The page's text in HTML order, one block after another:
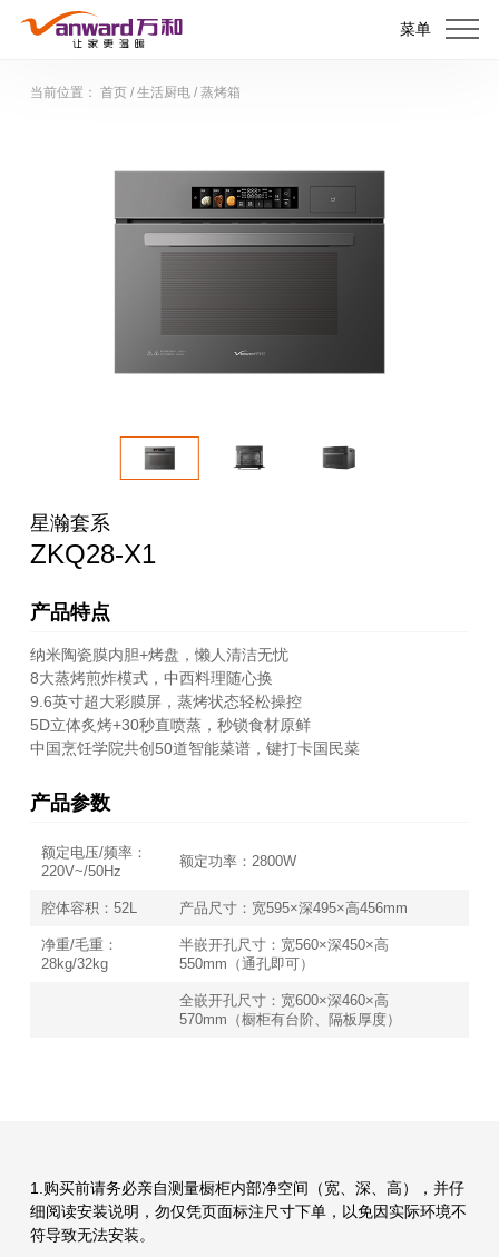
菜单
当前位置： 首页/ 生活厨电/ 蒸烤箱
星瀚套系
ZKQ28-X1
产品特点
纳米陶瓷膜内胆+烤盘，懒人清洁无忧
8大蒸烤煎炸模式，中西料理随心换
9.6英寸超大彩膜屏，蒸烤状态轻松操控
5D立体炙烤+30秒直喷蒸，秒锁食材原鲜
中国烹饪学院共创50道智能菜谱，键打卡国民菜
产品参数
额定电压/频率：
220V~/50Hz
额定功率：2800W
腔体容积：52L 产品尺寸：宽595×深495×高456mm
净重/毛重：
28kg/32kg
半嵌开孔尺寸：宽560×深450×高
550mm（通孔即可）
全嵌开孔尺寸：宽600×深460×高
570mm（橱柜有台阶、隔板厚度）
1.购买前请务必亲自测量橱柜内部净空间（宽、深、高），并仔
细阅读安装说明，勿仅凭页面标注尺寸下单，以免因实际环境不
符导致无法安装。